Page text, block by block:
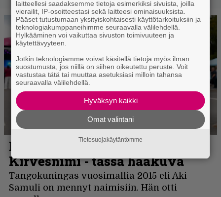
laitteellesi saadaksemme tietoja esimerkiksi sivuista, joilla
vierailit, IP-osoitteestasi sekä laitteesi ominaisuuksista.
Pääset tutustumaan yksityiskohtaisesti käyttötarkoituksiin ja
teknologiakumppaneihimme seuraavalla välilehdellä.
Hylkääminen voi vaikuttaa sivuston toimivuuteen ja
käytettävyyteen.
Jotkin teknologiamme voivat käsitellä tietoja myös ilman
suostumusta, jos niillä on siihen oikeutettu peruste. Voit
vastustaa tätä tai muuttaa asetuksiasi milloin tahansa
seuraavalla välilehdellä.
Hyväksyn kaikki
Omat valintani
Tietosuojakäytäntömme